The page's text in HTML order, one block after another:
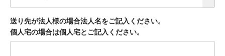
送り先が法人様の場合法人名をご記入ください。
個人宅の場合は個人宅とご記入ください。